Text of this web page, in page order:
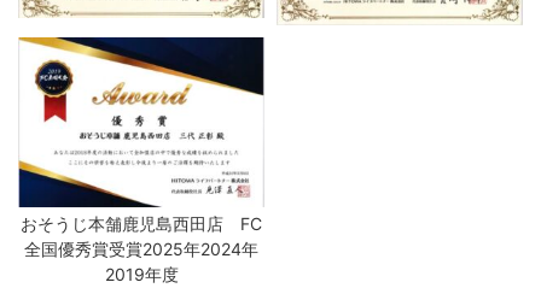
おそうじ本舗鹿児島西田店 FC
全国優秀賞受賞2025年2024年
2019年度